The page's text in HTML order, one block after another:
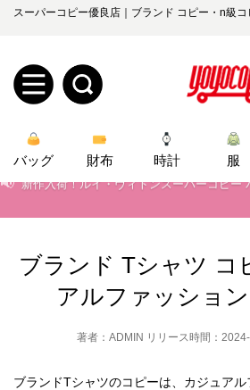
スーパーコピー優良店｜ブランド コピー・n級
規
ロ
ダ
知
バッグ 財布 時計 服
新作入荷！ルイ・ヴィトンスーパーコピー
当店は正真正銘のn級スーパーコピーのみ
2026春の新作続々更新中！期間中のご注
📢 新作入荷！ルイ・ヴィトンスーパーコピー
ブランド Tシャツ コ
アルファッショ
著者：ADMIN リリース時間：
ブランドTシャツのコピーは、カジュア